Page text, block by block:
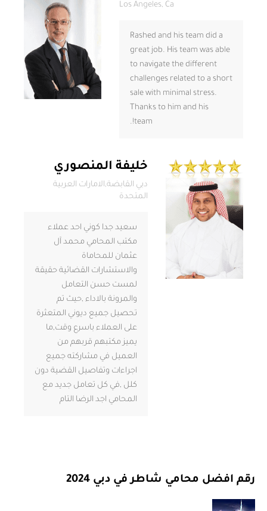
Los Angeles, Ca
Rashed and his team did a
great job. His team was able
to navigate the different
challenges related to a short
sale with minimal stress.
Thanks to him and his
team!.
خليفة المنصوري
دبي القابضة,الامارات العربية
المتحدة
سعيد جدا كوني احد عملاء
مكتب المحامي محمد آل
عثمان للمحاماة
والاستشارات القضائية حقيقة
لمست حسن التعامل
والمرونة بالاداء ,حيث تم
تحصيل جميع ديوني المتعثرة
على العملاء باسرع وقت,ما
يميز مكتبهم قربهم من
العميل في مشاركته جميع
اجراءات وتفاصيل القضية دون
كلل ,في كل تعامل جديد مع
المحامي اجد الرضا التام
رقم افضل محامي شاطر في دبي 2024